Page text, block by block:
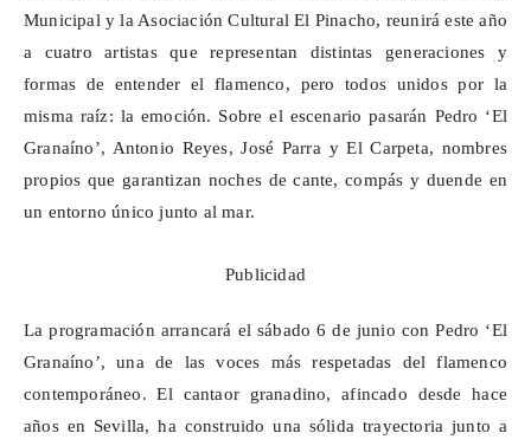
Municipal y la Asociación Cultural El Pinacho, reunirá este año
a cuatro artistas que representan distintas generaciones y
formas de entender el flamenco, pero todos unidos por la
misma raíz: la emoción. Sobre el escenario pasarán Pedro ‘El
Granaíno’, Antonio Reyes, José Parra y El Carpeta, nombres
propios que garantizan noches de cante, compás y duende en
un entorno único junto al mar.
Publicidad
La programación arrancará el sábado 6 de junio con Pedro ‘El
Granaíno’, una de las voces más respetadas del flamenco
contemporáneo. El cantaor granadino, afincado desde hace
años en Sevilla, ha construido una sólida trayectoria junto a